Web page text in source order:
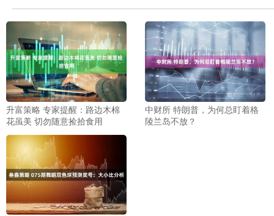
升富策略 专家提醒：路边木棉
花虽美 切勿随意捡拾食用
中财所 特朗普，为何总盯着格
陵兰岛不放？